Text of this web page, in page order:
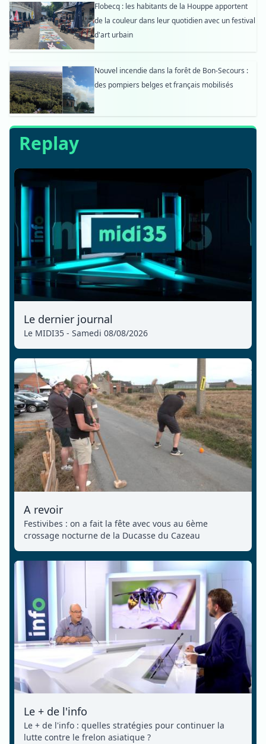
Flobecq : les habitants de la Houppe apportent
de la couleur dans leur quotidien avec un festival
d'art urbain
Nouvel incendie dans la forêt de Bon-Secours :
des pompiers belges et français mobilisés
Replay
Le dernier journal
Le MIDI35 - Samedi 08/08/2026
A revoir
Festivibes : on a fait la fête avec vous au 6ème
crossage nocturne de la Ducasse du Cazeau
Le + de l'info
Le + de l'info : quelles stratégies pour continuer la
lutte contre le frelon asiatique ?